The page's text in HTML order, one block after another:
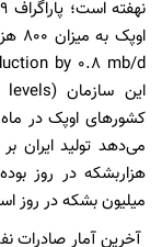
میلیون بشکه در روز
آخرین آمار صادرات